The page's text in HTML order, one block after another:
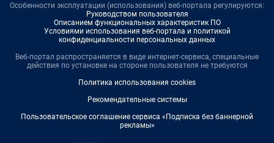
Особенности эксплуатации (использования) веб-портала регулируются:
Руководством пользователя
Описанием функциональных характеристик ПО
Условиями использования веб-портала и политикой
конфиденциальности персональных данных
Веб-портал распространяется в виде интернет-сервиса, специальные
действия по установке на стороне пользователя не требуются
Политика использования cookies
Рекомендательные системы
Пользовательское соглашение сервиса «Подписка без баннерной
рекламы»